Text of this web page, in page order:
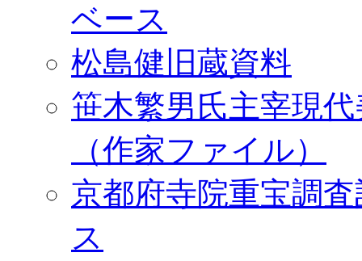
ベース
松島健旧蔵資料
笹木繁男氏主宰現
（作家ファイル）
京都府寺院重宝調
ス